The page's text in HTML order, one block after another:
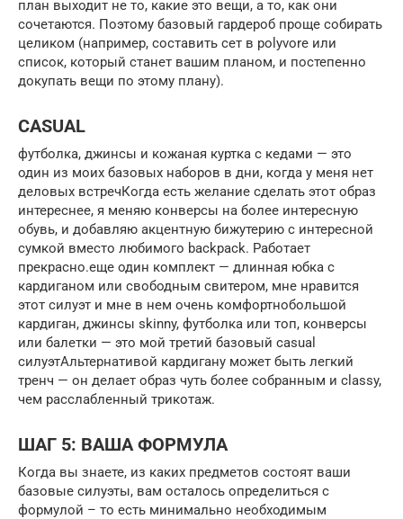
план выходит не то, какие это вещи, а то, как они
сочетаются. Поэтому базовый гардероб проще собирать
целиком (например, составить сет в polyvore или
список, который станет вашим планом, и постепенно
докупать вещи по этому плану).
CASUAL
футболка, джинсы и кожаная куртка с кедами — это
один из моих базовых наборов в дни, когда у меня нет
деловых встречКогда есть желание сделать этот образ
интереснее, я меняю конверсы на более интересную
обувь, и добавляю акцентную бижутерию с интересной
сумкой вместо любимого backpack. Работает
прекрасно.еще один комплект — длинная юбка с
кардиганом или свободным свитером, мне нравится
этот силуэт и мне в нем очень комфортнобольшой
кардиган, джинсы skinny, футболка или топ, конверсы
или балетки — это мой третий базовый casual
силуэтАльтернативой кардигану может быть легкий
тренч — он делает образ чуть более собранным и classy,
чем расслабленный трикотаж.
ШАГ 5: ВАША ФОРМУЛА
Когда вы знаете, из каких предметов состоят ваши
базовые силуэты, вам осталось определиться с
формулой – то есть минимально необходимым